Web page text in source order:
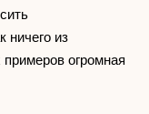
ничего из
огромная